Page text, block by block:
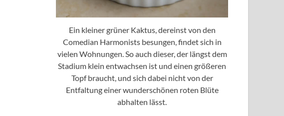
Ein kleiner grüner Kaktus, dereinst von den
Comedian Harmonists besungen, findet sich in
vielen Wohnungen. So auch dieser, der längst dem
Stadium klein entwachsen ist und einen größeren
Topf braucht, und sich dabei nicht von der
Entfaltung einer wunderschönen roten Blüte
abhalten lässt.